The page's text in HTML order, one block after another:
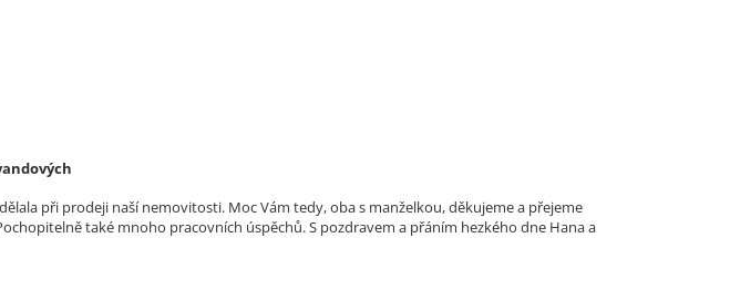
při prodeji naší nemovitosti. Moc Vám tedy, oba s manželkou, děkujeme a přejeme
také mnoho pracovních úspěchů. S pozdravem a přáním hezkého dne Hana a